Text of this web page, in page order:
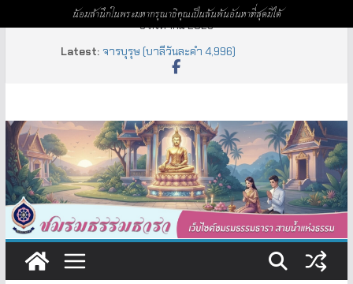
9 สิงหาคม 2026
Latest: จารบุรุษ (บาลีวันละคำ 4,996)
ห้าพัน (บาลีวันละคำ 5,000)
น้อมสำนึกในพระมหากรุณาธิคุณเป็นล้นพ้นอันหาที่สุดมิได้